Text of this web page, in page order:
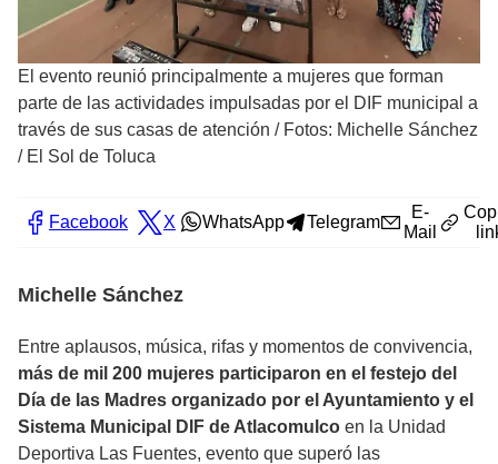
El evento reunió principalmente a mujeres que forman
parte de las actividades impulsadas por el DIF municipal a
través de sus casas de atención / Fotos: Michelle Sánchez
/ El Sol de Toluca
Facebook X WhatsApp Telegram
E-
Mail
Michelle Sánchez
Entre aplausos, música, rifas y momentos de convivencia,
más de mil 200 mujeres participaron en el festejo del
Día de las Madres organizado por el Ayuntamiento y el
Sistema Municipal DIF de Atlacomulco en la Unidad
Deportiva Las Fuentes, evento que superó las